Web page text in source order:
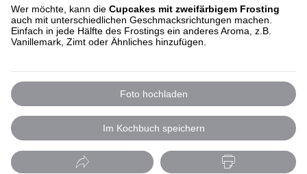
Wer möchte, kann die Cupcakes mit zweifärbigem Frosting
auch mit unterschiedlichen Geschmacksrichtungen machen.
Einfach in jede Hälfte des Frostings ein anderes Aroma, z.B.
Vanillemark, Zimt oder Ähnliches hinzufügen.
Foto hochladen
Im Kochbuch speichern